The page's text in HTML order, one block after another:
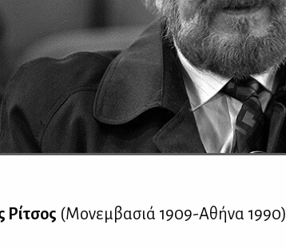
Ρί­τσος (Μο­νεμ­βα­σιά 1909-Αθή­να 1990)